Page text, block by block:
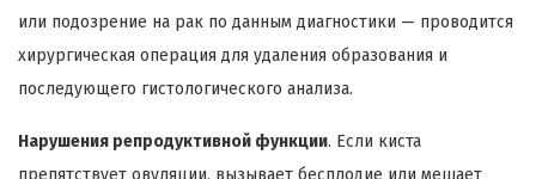
или подозрение на рак по данным диагностики — проводится
хирургическая операция для удаления образования и
последующего гистологического анализа.
Нарушения репродуктивной функции. Если киста
препятствует овуляции, вызывает бесплодие или мешает